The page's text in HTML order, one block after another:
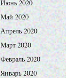
Июнь 2020
Май 2020
Апрель 2020
Март 2020
Февраль 2020
Январь 2020